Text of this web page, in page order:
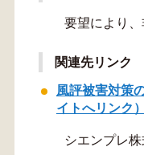
要望により、
関連先リンク
風評被害対策
イトへリンク）
シエンプレ株